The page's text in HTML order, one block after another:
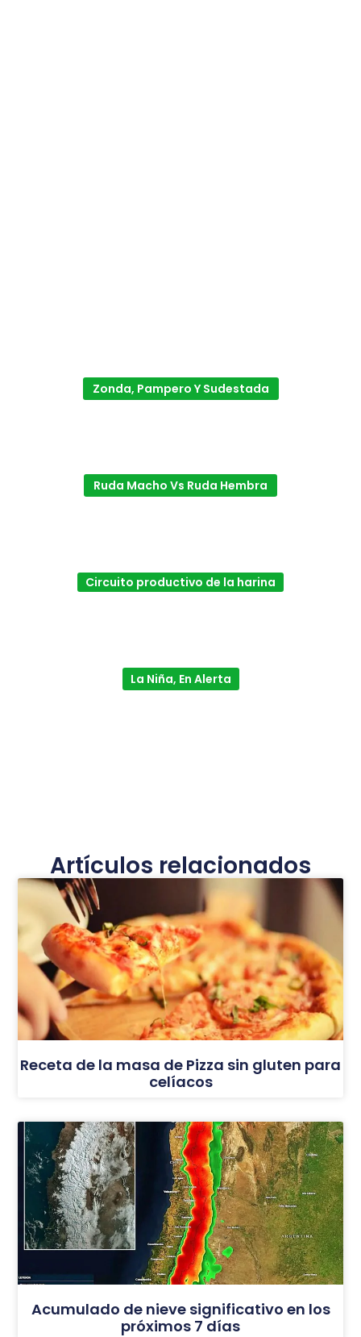
Zonda, Pampero Y Sudestada
Ruda Macho Vs Ruda Hembra
Circuito productivo de la harina
La Niña, En Alerta
Artículos relacionados
Receta de la masa de Pizza sin gluten para
celíacos
Acumulado de nieve significativo en los
próximos 7 días